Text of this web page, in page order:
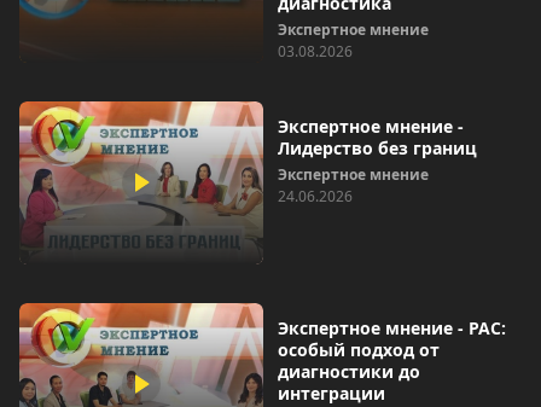
Экспертное мнение
03.08.2026
Экспертное мнение -
Лидерство без границ
Экспертное мнение
24.06.2026
Экспертное мнение - РАС:
особый подход от
диагностики до
интеграции